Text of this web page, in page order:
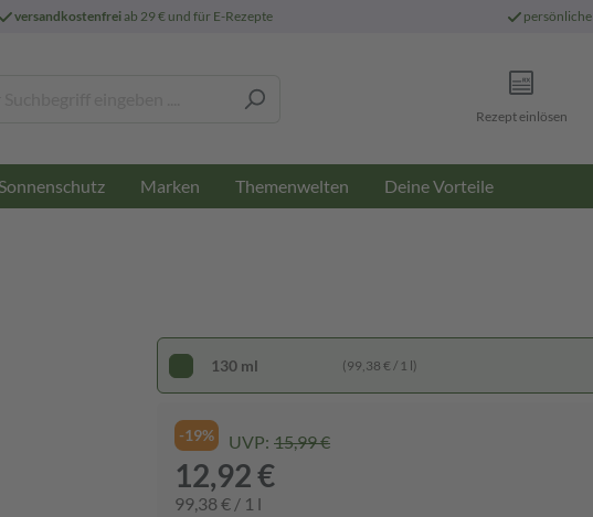
versandkostenfreiab 29 € und für E-Rezepte persönliche
Rezept einlösen
Sonnenschutz Marken Themenwelten Deine Vorteile
130 ml (99,38 € / 1 l)
-19% UVP: 15,99 €
12,92 €
99,38 € / 1 l